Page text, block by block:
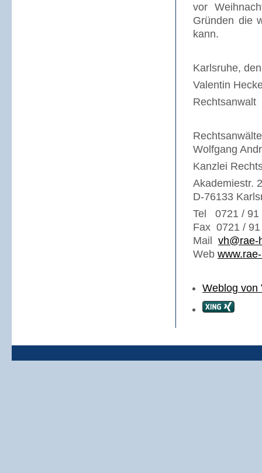
vor
Gründen die
kann.
Karlsruhe,
Valentin
Rechtsanwalt
Wolfgang
Kanzlei
Akademiestr.
D-76133
Tel 0721 / 91
Fax 0721 /
Mail vh@rae-
Web
Weblog von